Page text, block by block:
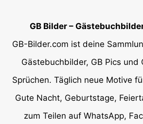
GB Bilder –
GB-Bilder.com ist deine
Gästebuchbilder, GB Pics und
Sprüchen. Täglich neue Motive
Gute Nacht, Geburtstage,
zum Teilen auf WhatsApp,